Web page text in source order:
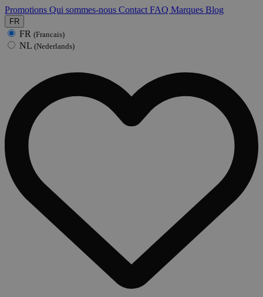
Promotions Qui sommes-nous Contact FAQ Marques Blog
FR
FR (Francais)
NL (Nederlands)